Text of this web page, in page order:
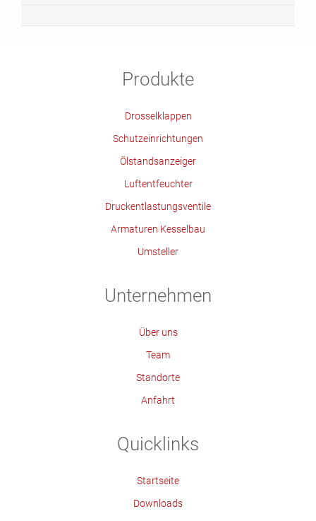
Produkte
Drosselklappen
Schutzeinrichtungen
Ölstandsanzeiger
Luftentfeuchter
Druckentlastungsventile
Armaturen Kesselbau
Umsteller
Unternehmen
Über uns
Team
Standorte
Anfahrt
Quicklinks
Startseite
Downloads